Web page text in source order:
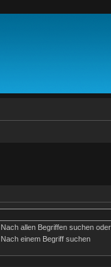
Nach allen Begriffen suchen
Nach einem Begriff suchen